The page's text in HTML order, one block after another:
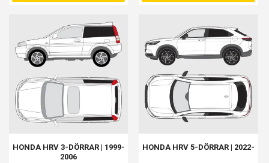
HONDA HRV 3-DÖRRAR | 1999-
2006
HONDA HRV 5-DÖRRAR | 2022-